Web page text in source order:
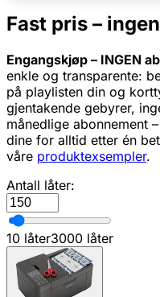
Fast pris –
Engangskjøp – INGEN
enkle og transparente:
på playlisten din og
gjentakende gebyrer,
månedlige abonnement
dine for alltid etter én
våre produktexsempler.
Antall låter:
10 låter3000 låter